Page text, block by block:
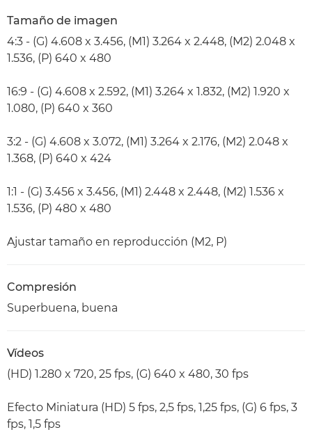
Tamaño de imagen
4:3 - (G) 4.608 x 3.456, (M1) 3.264 x 2.448, (M2) 2.048 x
1.536, (P) 640 x 480
16:9 - (G) 4.608 x 2.592, (M1) 3.264 x 1.832, (M2) 1.920 x
1.080, (P) 640 x 360
3:2 - (G) 4.608 x 3.072, (M1) 3.264 x 2.176, (M2) 2.048 x
1.368, (P) 640 x 424
1:1 - (G) 3.456 x 3.456, (M1) 2.448 x 2.448, (M2) 1.536 x
1.536, (P) 480 x 480
Ajustar tamaño en reproducción (M2, P)
Compresión
Superbuena, buena
Vídeos
(HD) 1.280 x 720, 25 fps, (G) 640 x 480, 30 fps
Efecto Miniatura (HD) 5 fps, 2,5 fps, 1,25 fps, (G) 6 fps, 3
fps, 1,5 fps